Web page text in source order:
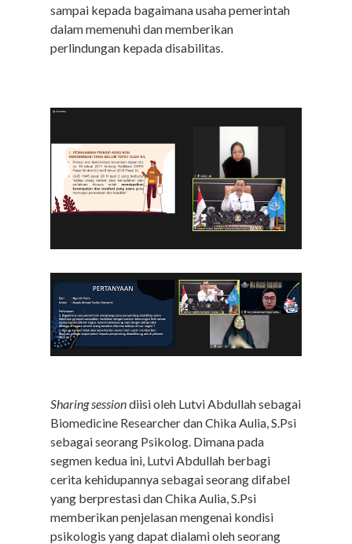
sampai kepada bagaimana usaha pemerintah
dalam memenuhi dan memberikan
perlindungan kepada disabilitas.
Sharing sessiondiisi oleh Lutvi Abdullah sebagai
Biomedicine Researcher dan Chika Aulia, S.Psi
sebagai seorang Psikolog. Dimana pada
segmen kedua ini, Lutvi Abdullah berbagi
cerita kehidupannya sebagai seorang difabel
yang berprestasi dan Chika Aulia, S.Psi
memberikan penjelasan mengenai kondisi
psikologis yang dapat dialami oleh seorang